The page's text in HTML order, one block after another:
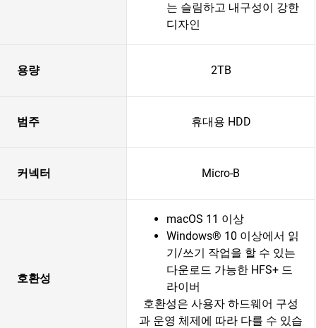
는 슬림하고 내구성이 강한
디자인
용량 2TB
범주 휴대용 HDD
커넥터 Micro-B
호환성
macOS 11 이상
Windows® 10 이상에서 읽
기/쓰기 작업을 할 수 있는
다운로드 가능한 HFS+ 드
라이버
호환성은 사용자 하드웨어 구성
과 운영 체제에 따라 다를 수 있습